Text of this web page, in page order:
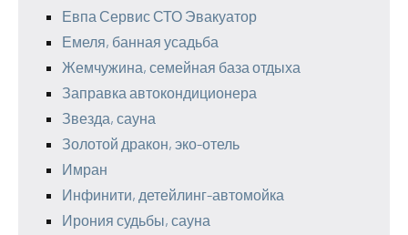
Евпа Сервис СТО Эвакуатор
Емеля, банная усадьба
Жемчужина, семейная база отдыха
Заправка автокондиционера
Звезда, сауна
Золотой дракон, эко-отель
Имран
Инфинити, детейлинг-автомойка
Ирония судьбы, сауна